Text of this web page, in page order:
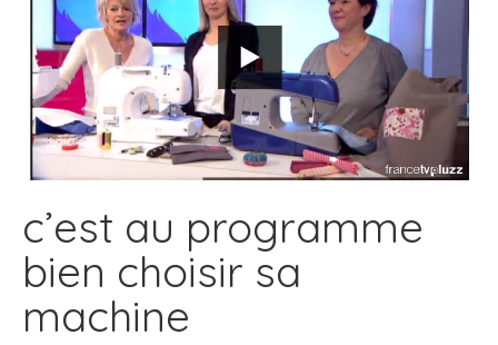
c’est au programme
bien choisir sa
machine